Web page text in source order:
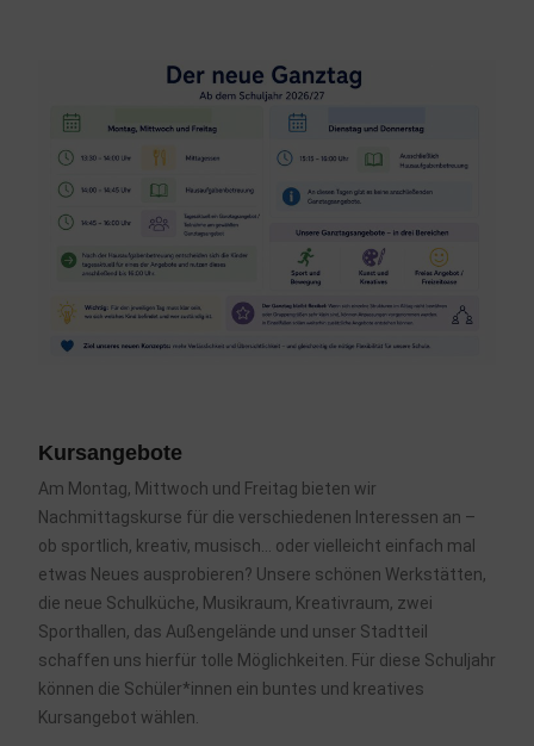
Kursangebote
Am Montag, Mittwoch und Freitag bieten wir
Nachmittagskurse für die verschiedenen Interessen an –
ob sportlich, kreativ, musisch… oder vielleicht einfach mal
etwas Neues ausprobieren? Unsere schönen Werkstätten,
die neue Schulküche, Musikraum, Kreativraum, zwei
Sporthallen, das Außengelände und unser Stadtteil
schaffen uns hierfür tolle Möglichkeiten. Für diese Schuljahr
können die Schüler*innen ein buntes und kreatives
Kursangebot wählen.